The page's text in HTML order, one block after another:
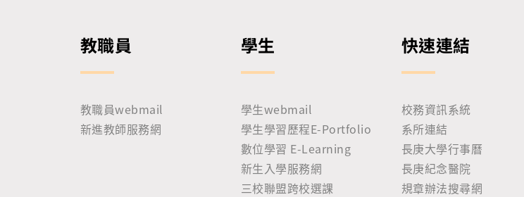
教職員
教職員webmail
新進教師服務網
學生
學生webmail
學生學習歷程E-Portfolio
數位學習 E-Learning
新生入學服務網
三校聯盟跨校選課
快速連結
校務資訊系統
系所連結
長庚大學行事曆
長庚紀念醫院
規章辦法搜尋網